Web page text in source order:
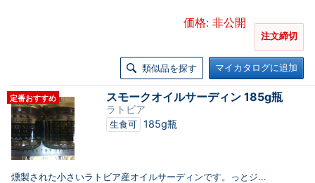
価格: 非公開
注文締切
類似品を探す マイカタログに追加
定番おすすめ スモークオイルサーディン 185g瓶
ラトビア
生食可 185g瓶
燻製された小さいラトビア産オイルサーディンです。っとジ...